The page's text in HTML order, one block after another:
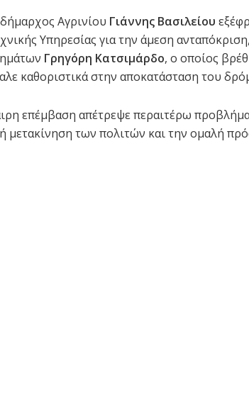
Αγρινίου Γιάννης Βασιλείου
Υπηρεσίας για την άμεση
Γρηγόρη Κατσιμάρδο, ο οποίος
καθοριστικά στην αποκατάσταση του
επέμβαση απέτρεψε περαιτέρω
μετακίνηση των πολιτών και την ομαλή